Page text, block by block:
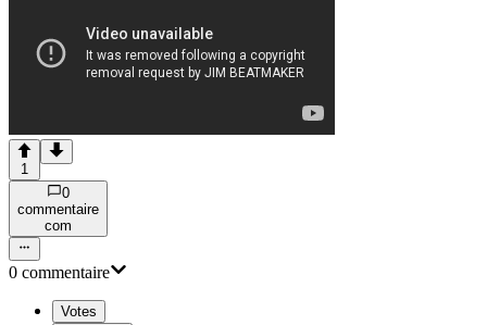
1
0
commentaire
com
0 commentaire
Votes